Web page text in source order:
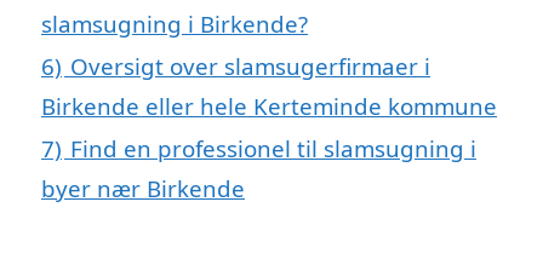
slamsugning i Birkende?
6) Oversigt over slamsugerfirmaer i
Birkende eller hele Kerteminde kommune
7) Find en professionel til slamsugning i
byer nær Birkende